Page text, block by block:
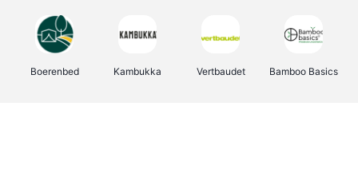
Boerenbed Kambukka Vertbaudet Bamboo Basics